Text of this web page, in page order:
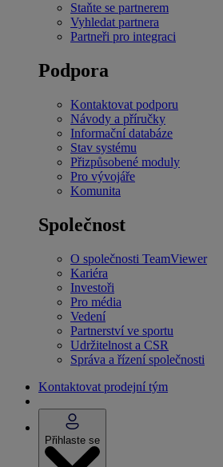
Staňte se partnerem
Vyhledat partnera
Partneři pro integraci
Podpora
Kontaktovat podporu
Návody a příručky
Informační databáze
Stav systému
Přizpůsobené moduly
Pro vývojáře
Komunita
Společnost
O společnosti TeamViewer
Kariéra
Investoři
Pro média
Vedení
Partnerství ve sportu
Udržitelnost a CSR
Správa a řízení společnosti
Kontaktovat prodejní tým
Přihlaste se